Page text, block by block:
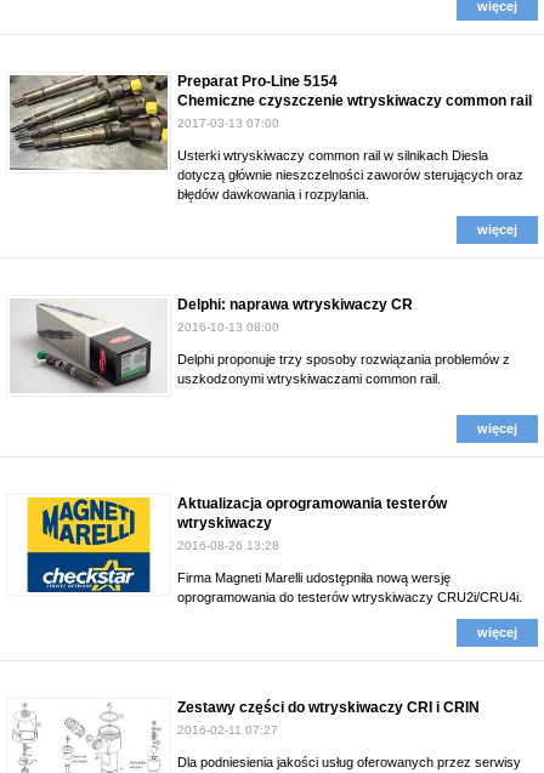
więcej
Preparat Pro-Line 5154
Chemiczne czyszczenie wtryskiwaczy common rail
2017-03-13 07:00
Usterki wtryskiwaczy common rail w silnikach Diesla
dotyczą głównie nieszczelności zaworów sterujących oraz
błędów dawkowania i rozpylania.
więcej
Delphi: naprawa wtryskiwaczy CR
2016-10-13 08:00
Delphi proponuje trzy sposoby rozwiązania problemów z
uszkodzonymi wtryskiwaczami common rail.
więcej
Aktualizacja oprogramowania testerów
wtryskiwaczy
2016-08-26 13:28
Firma Magneti Marelli udostępniła nową wersję
oprogramowania do testerów wtryskiwaczy CRU2i/CRU4i.
więcej
Zestawy części do wtryskiwaczy CRI i CRIN
2016-02-11 07:27
Dla podniesienia jakości usług oferowanych przez serwisy